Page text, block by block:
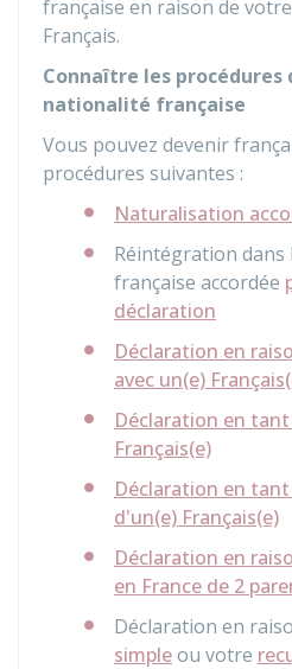
française en raison de votre
Français.
Connaître les procédures
nationalité française
Vous pouvez devenir
procédures suivantes :
Naturalisation
Réintégration
française accordée
déclaration
Déclaration en
avec un(e)
Déclaration en
Français(e)
Déclaration en
d'un(e) Français(e)
Déclaration en
en France de 2
Déclaration en
simpleou votre